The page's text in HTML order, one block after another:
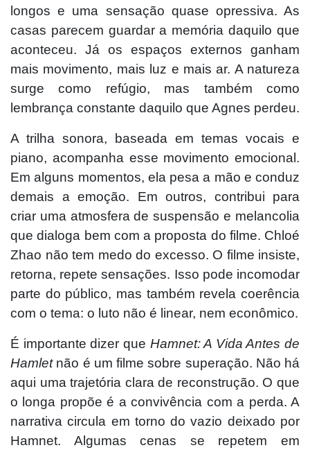
longos e uma sensação quase opressiva. As
casas parecem guardar a memória daquilo que
aconteceu. Já os espaços externos ganham
mais movimento, mais luz e mais ar. A natureza
surge como refúgio, mas também como
lembrança constante daquilo que Agnes perdeu.
A trilha sonora, baseada em temas vocais e
piano, acompanha esse movimento emocional.
Em alguns momentos, ela pesa a mão e conduz
demais a emoção. Em outros, contribui para
criar uma atmosfera de suspensão e melancolia
que dialoga bem com a proposta do filme. Chloé
Zhao não tem medo do excesso. O filme insiste,
retorna, repete sensações. Isso pode incomodar
parte do público, mas também revela coerência
com o tema: o luto não é linear, nem econômico.
É importante dizer que Hamnet: A Vida Antes de
Hamletnão é um filme sobre superação. Não há
aqui uma trajetória clara de reconstrução. O que
o longa propõe é a convivência com a perda. A
narrativa circula em torno do vazio deixado por
Hamnet. Algumas cenas se repetem em